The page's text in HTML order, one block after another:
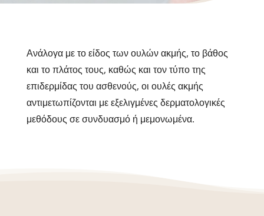
Ανάλογα με το είδος των ουλών ακμής, το βάθος
και το πλάτος τους, καθώς και τον τύπο της
επιδερμίδας του ασθενούς, οι ουλές ακμής
αντιμετωπίζονται με εξελιγμένες δερματολογικές
μεθόδους σε συνδυασμό ή μεμονωμένα.